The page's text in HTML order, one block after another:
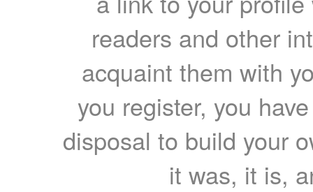
readers and other
acquaint them with
you register, you
disposal to build your
it was, it is,